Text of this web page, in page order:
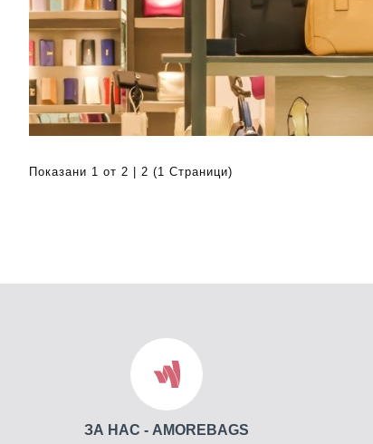
Показани 1 от 2 | 2 (1 Страници)
ЗА НАС - AMOREBAGS